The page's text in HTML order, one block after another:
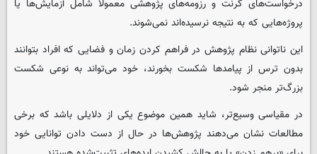
درخواست‌های گرنت و رزومه‌های پژوهشی معمولاً شامل آزمایش‌ها یا
پروژه‌هایی که به نتیجه نرسیده‌اند نمی‌شوند.
این ناتوانی نظام پژوهش در فراهم کردن زمان و فضایی که افراد بتوانند
بدون ترس از پیامدها شکست بخورند، خود می‌تواند به نوعی شکست
بزرگ‌تر منجر شود.
در مقیاسی وسیع‌تر، شاید همین موضوع یکی از دلایلی باشد که برخی
مطالعات نشان می‌دهند پژوهش‌ها در حال از دست دادن توانایی خود